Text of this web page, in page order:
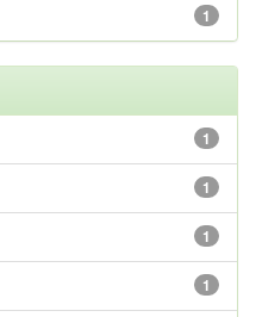
1
1
1
1
1